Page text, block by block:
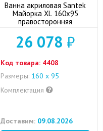
Ванна акриловая Santek
Майорка XL 160x95
правосторонняя
26 078 ₽
Код товара: 4408
Размеры: 160 x 95
Комплектация
Доставим: 09.08.2026